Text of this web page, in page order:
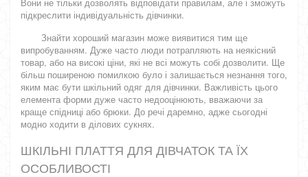
підкреслити індивідуальність дівчинки.
Знайти хороший магазин може виявитися тим ще
випробуванням. Дуже часто люди потрапляють на неякісний
товар, або на високі ціни, які не всі можуть собі дозволити. Ще
більш поширеною помилкою було і залишається незнання того,
яким має бути шкільний одяг для дівчинки. Важливість цього
елемента форми дуже часто недооцінюють, вважаючи за
краще спідниці або брюки. До речі даремно, адже сьогодні
модно ходити в ділових сукнях.
ШКІЛЬНІ ПЛАТТЯ ДЛЯ ДІВЧАТОК ТА ЇХ
ОСОБЛИВОСТІ